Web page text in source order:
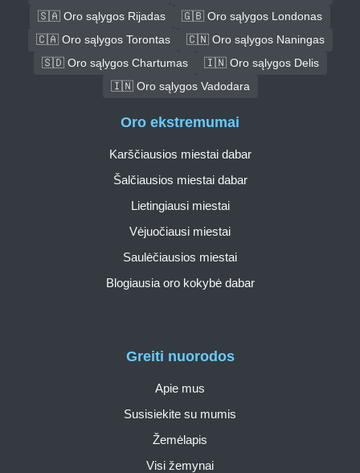
🇸🇦 Oro sąlygos Rijadas
🇬🇧 Oro sąlygos Londonas
🇨🇦 Oro sąlygos Torontas
🇨🇳 Oro sąlygos Naningas
🇸🇩 Oro sąlygos Chartumas
🇮🇳 Oro sąlygos Delis
🇮🇳 Oro sąlygos Vadodara
Greiti nuorodos
Apie mus
Susisiekite su mumis
Žemėlapis
Visi žemynai
Oro ekstremumai
Karščiausios miestai dabar
Šalčiausios miestai dabar
Lietingiausi miestai
Vėjuočiausi miestai
Saulėčiausios miestai
Blogiausia oro kokybė dabar